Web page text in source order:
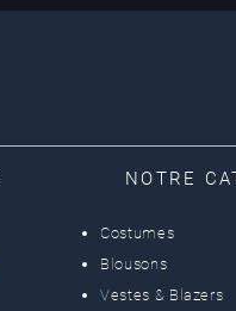
NOTRE
Costumes
Blousons
Vestes & Blazers